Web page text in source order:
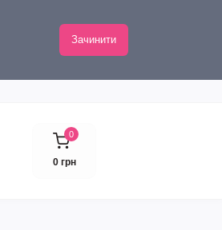
Зачинити
0
0 грн